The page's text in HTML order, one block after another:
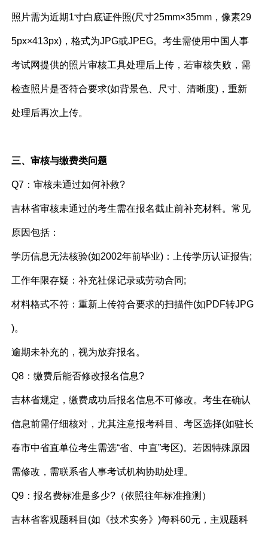
照片需为近期1寸白底证件照(尺寸25mm×35mm，像素29
5px×413px)，格式为JPG或JPEG。考生需使用中国人事
考试网提供的照片审核工具处理后上传，若审核失败，需
检查照片是否符合要求(如背景色、尺寸、清晰度)，重新
处理后再次上传。
三、审核与缴费类问题
Q7：审核未通过如何补救?
吉林省审核未通过的考生需在报名截止前补充材料。常见
原因包括：
学历信息无法核验(如2002年前毕业)：上传学历认证报告;
工作年限存疑：补充社保记录或劳动合同;
材料格式不符：重新上传符合要求的扫描件(如PDF转JPG
)。
逾期未补充的，视为放弃报名。
Q8：缴费后能否修改报名信息?
吉林省规定，缴费成功后报名信息不可修改。考生在确认
信息前需仔细核对，尤其注意报考科目、考区选择(如驻长
春市中省直单位考生需选“省、中直”考区)。若因特殊原因
需修改，需联系省人事考试机构协助处理。
Q9：报名费标准是多少?（依照往年标准推测）
吉林省客观题科目(如《技术实务》)每科60元，主观题科